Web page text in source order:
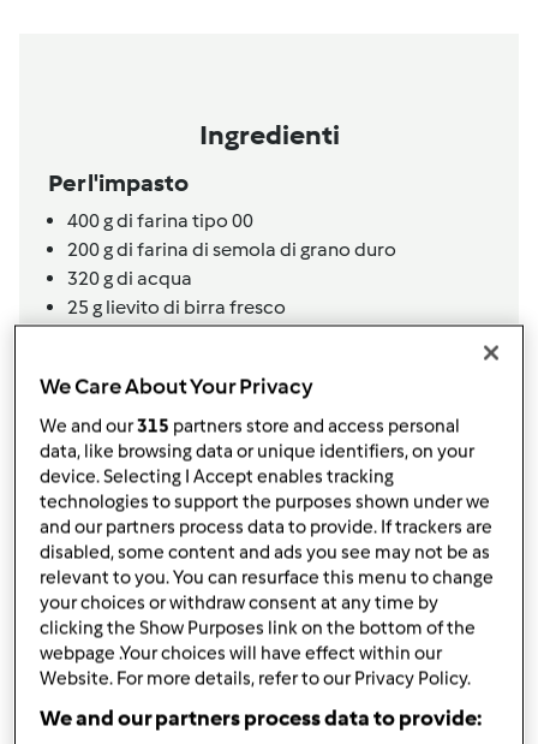
Ingredienti
Per l'impasto
400gdi farina tipo 00
200gdi farina di semola di grano duro
320gdi acqua
25 g lievito di birra fresco
1cucchiaino colmodi sale
2bustinedi zafferano
1pizzicodi curcuma
Per il ripieno, a piacere
salame
Emmental
prosciutto cotto
mortadella
olive
capperi
pomodori secchi
We Care About Your Privacy
We and our315 partners store and access personal
data, like browsing data or unique identifiers, on your
device. Selecting I Accept enables tracking
technologies to support the purposes shown under we
and our partners process data to provide. If trackers are
disabled, some content and ads you see may not be as
relevant to you. You can resurface this menu to change
your choices or withdraw consent at any time by
clicking the Show Purposes link on the bottom of the
webpage .Your choices will have effect within our
Website. For more details, refer to our Privacy Policy.
We and our partners process data to provide: